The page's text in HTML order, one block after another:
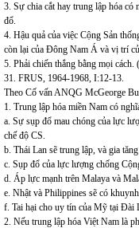
3. Sự chia cắt hay trung lập hóa
đổ.
4. Hậu quả của việc Cộng Sản
còn lại của Đông Nam Á và vị trí
5. Phải chiến thắng bằng mọi cách.
31. FRUS, 1964-1968, I:12-13.
Theo Cố vấn ANQG McGeorge
1. Trung lập hóa miền Nam có
a. Sự sụp đổ mau chóng của lực
chế độ CS.
b. Thái Lan sẽ trung lập, và gia
c. Sụp đổ của lực lượng chống
d. Áp lực mạnh trên Malaya và
e. Nhật và Philippines sẽ có
f. Tai hại cho uy tín của Mỹ tại Đài
2. Nếu trung lập hóa Việt Nam là